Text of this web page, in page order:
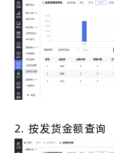
2. 按发货金额查询